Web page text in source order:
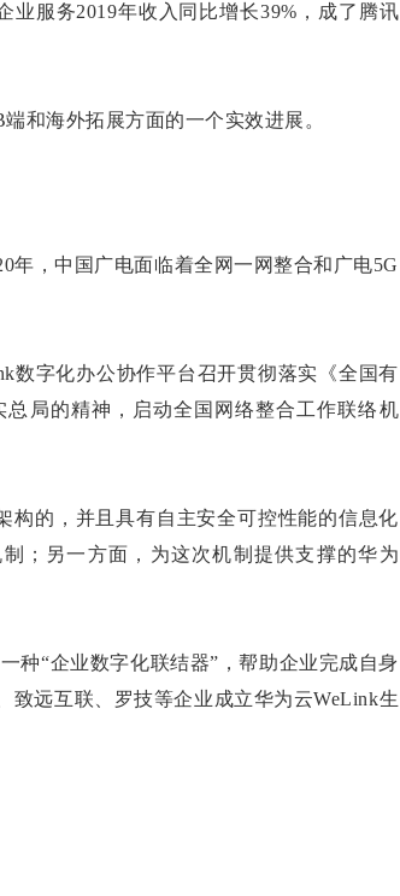
业服务2019年收入同比增长39%，成了腾讯
和海外拓展方面的一个实效进展。
年，中国广电面临着全网一网整合和广电5G
数字化办公协作平台召开贯彻落实《全国有
局的精神，启动全国网络整合工作联络机
构的，并且具有自主安全可控性能的信息化
；另一方面，为这次机制提供支撑的华为
种“企业数字化联结器”，帮助企业完成自身
致远互联、罗技等企业成立华为云WeLink生